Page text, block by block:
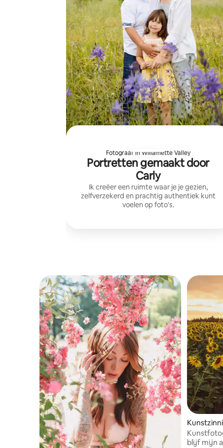
Fotograaf in Willamette Valley
Portretten gemaakt door
Carly
Ik creëer een ruimte waar je je gezien,
zelfverzekerd en prachtig authentiek kunt
voelen op foto's.
blijf mijn